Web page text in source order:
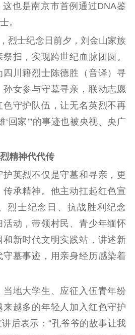
也是南京市首例通过DNA鉴
。
士纪念日前夕，刘金山家族
扫，实现跨世纪血脉团圆。
四川籍烈士陈德胜（音译）寻
女参与守墓寻亲，联动志愿
守护队伍，让无名英烈不再
‘回家’”的事迹也被央视、央广
精神代代传
英烈不仅是守墓和寻亲，更
承精神。他主动扛起红色宣
烈士纪念日、抗战胜利纪念
活动，带领村民、青少年缅怀
新时代文明实践站，讲述新
守墓事迹，用亲身经历感染着
地大学生、应征入伍青年纷
越多的年轻人加入红色守护
后表示：“孔爷爷的故事让我